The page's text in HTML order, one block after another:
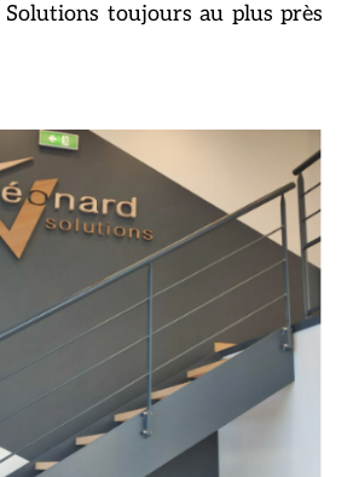
Solutions toujours au plus près